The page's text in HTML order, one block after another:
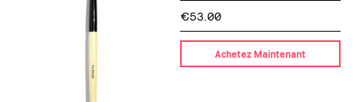
€53.00
Achetez Maintenant